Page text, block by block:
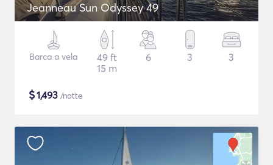
Jeanneau Sun Odyssey 49
Barca a vela
49 ft
15 m
6 3 3
$1,493 /notte